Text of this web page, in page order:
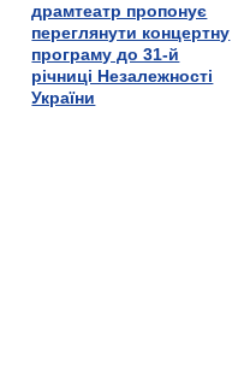
драмтеатр пропонує
переглянути концертну
програму до 31-й
річниці Незалежності
України